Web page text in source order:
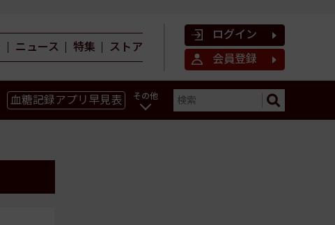
ニュース 特集 ストア
ログイン
会員登録
血糖記録アプリ早見表 その他